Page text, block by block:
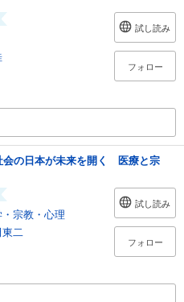
試し読み
フォロー
会の日本が未来を開く 医療と宗
宗教・心理
二
試し読み
フォロー